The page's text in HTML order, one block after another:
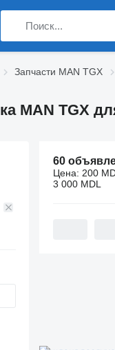
Запчасти MAN TGX
MAN TGX
60
Цена: 200
3 000 MDL